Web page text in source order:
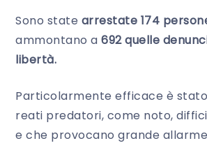
Sono state arrestate 174
ammontano a 692 quelle
libertà.
Particolarmente efficace è
reati predatori, come noto,
e che provocano grande